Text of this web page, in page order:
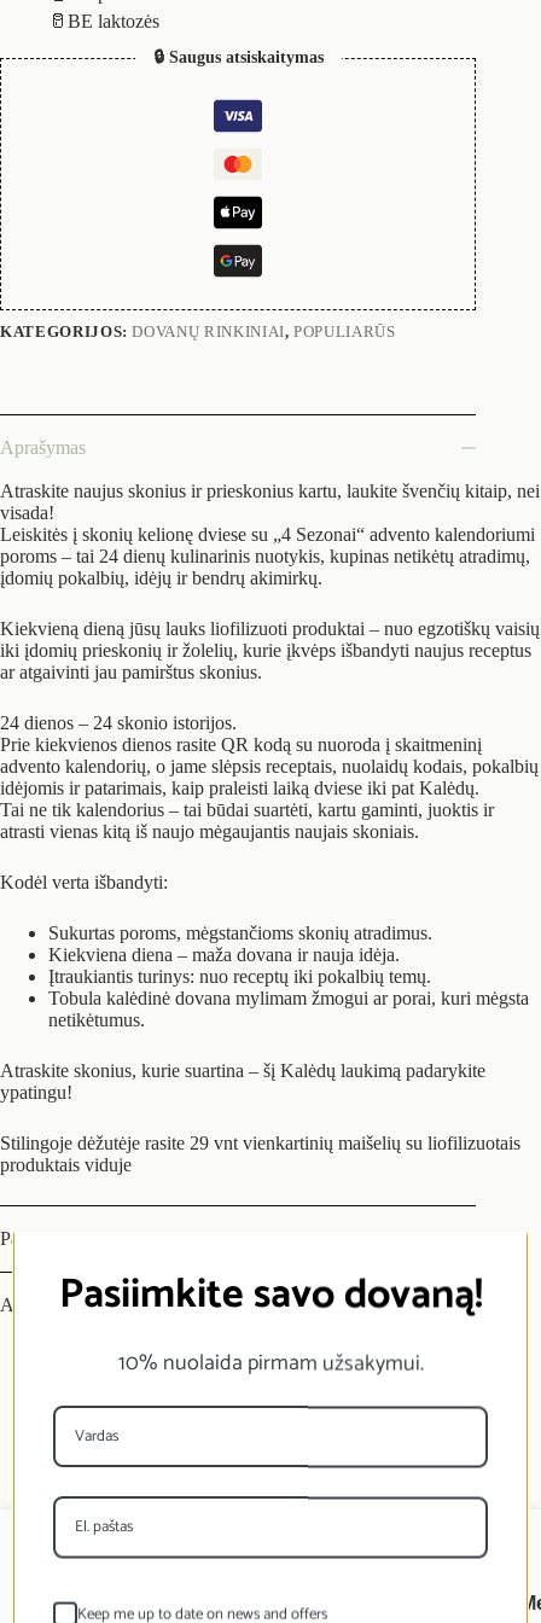
🥛BE laktozės
🔒 Saugus atsiskaitymas
KATEGORIJOS:DOVANŲ RINKINIAI,POPULIARŪS
Aprašymas
Atraskite naujus skonius ir prieskonius kartu, laukite švenčių kitaip, nei
visada!
Leiskitės į skonių kelionę dviese su „4 Sezonai“ advento kalendoriumi
poroms – tai 24 dienų kulinarinis nuotykis, kupinas netikėtų atradimų,
įdomių pokalbių, idėjų ir bendrų akimirkų.
Kiekvieną dieną jūsų lauks liofilizuoti produktai – nuo egzotiškų vaisių
iki įdomių prieskonių ir žolelių, kurie įkvėps išbandyti naujus receptus
ar atgaivinti jau pamirštus skonius.
24 dienos – 24 skonio istorijos.
Prie kiekvienos dienos rasite QR kodą su nuoroda į skaitmeninį
advento kalendorių, o jame slėpsis receptais, nuolaidų kodais, pokalbių
idėjomis ir patarimais, kaip praleisti laiką dviese iki pat Kalėdų.
Tai ne tik kalendorius – tai būdai suartėti, kartu gaminti, juoktis ir
atrasti vienas kitą iš naujo mėgaujantis naujais skoniais.
Kodėl verta išbandyti:
Sukurtas poroms, mėgstančioms skonių atradimus.
Kiekviena diena – maža dovana ir nauja idėja.
Įtraukiantis turinys: nuo receptų iki pokalbių temų.
Tobula kalėdinė dovana mylimam žmogui ar porai, kuri mėgsta
netikėtumus.
Atraskite skonius, kurie suartina – šį Kalėdų laukimą padarykite
ypatingu!
Stilingoje dėžutėje rasite 29 vnt vienkartinių maišelių su liofilizuotais
produktais viduje
Papildoma informacija
Atsiliepimai (0)Pasiimkite savo dovaną!
10% nuolaida pirmam užsakymui.
Keep me up to date on news and offers